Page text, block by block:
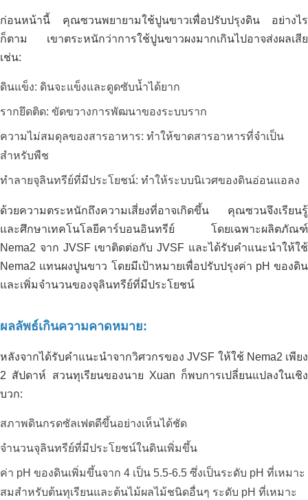
ก่อนหน้านี้ คุณซวนพยายามใช้ปูนขาวเพื่อปรับปรุงดิน อย่างไร
ก็ตาม เขาตระหนักว่าการใช้ปูนขาวผงมากเกินไปอาจส่งผลเสีย
เช่น:
ดินแข็ง: ดินจะแข็งและดูดซับน้ำได้ยาก
รากยึดติด: ขัดขวางการพัฒนาของระบบราก
ความไม่สมดุลของสารอาหาร: ทำให้ขาดสารอาหารที่จำเป็น
สำหรับพืช
ทำลายจุลินทรีย์ที่มีประโยชน์: ทำให้ระบบนิเวศของดินอ่อนแอลง
ด้วยความตระหนักถึงความเสี่ยงที่อาจเกิดขึ้น คุณซวนจึงเรียนรู้
และศึกษาเทคโนโลยีคาร์บอนอินทรีย์ โดยเฉพาะผลิตภัณฑ์
Nema2 จาก JVSF เขาติดต่อกับ JVSF และได้รับคำแนะนำให้ใช้
Nema2 แทนผงปูนขาว โดยมีเป้าหมายเพื่อปรับปรุงค่า pH ของดิน
และเพิ่มจำนวนของจุลินทรีย์ที่มีประโยชน์
ผลลัพธ์เกินความคาดหมาย:
หลังจากได้รับคำแนะนำจากวิศวกรของ JVSF ให้ใช้ Nema2 เพียง
2 สัปดาห์ สวนทุเรียนของนาย Xuan ก็พบการเปลี่ยนแปลงในเชิง
บวก:
สภาพดินกรดซัลเฟตดีขึ้นอย่างเห็นได้ชัด
จำนวนจุลินทรีย์ที่มีประโยชน์ในดินเพิ่มขึ้น
ค่า pH ของดินเพิ่มขึ้นจาก 4 เป็น 5.5-6.5 ซึ่งเป็นระดับ pH ที่เหมาะ
สมสำหรับต้นทุเรียนและต้นไม้ผลไม้ชนิดอื่นๆ ระดับ pH ที่เหมาะ
การบำบัดสิ่งแวดล้อมอย่างมีประสิทธิผล
สำหรับฟาร์มไก่ 8,000 ตัวในลองอัน – วิธี
แก้ปัญหาที่เป็นรูปธรรมจาก JVSF
แนวทางแก้ปัญหาสิ่งแวดล้อมฟาร์มเป็ดซาน
การปรับปรุงสวนทุเรียนที่ปนเปื้อน
สารส้มใน Cai Be, Tien Giang:
ประสบการณ์จาก Anh Xuan และ